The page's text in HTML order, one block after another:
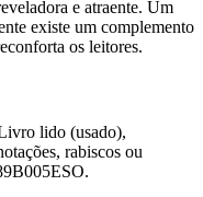
e atraente. Um
existe um complemento
os leitores.
lido (usado),
rabiscos ou